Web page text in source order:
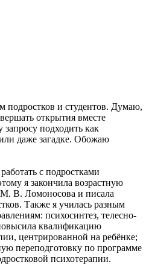
подростков и студентов. Думаю,
открытия вместе
подходить как
или даже загадке. Обожаю
с подростками
я закончила возрастную
В. Ломоносова и писала
Также я училась разным
психосинтез, телесно-
квалификацию
центрированной на ребёнке;
переподготовку по программе
психотерапии.